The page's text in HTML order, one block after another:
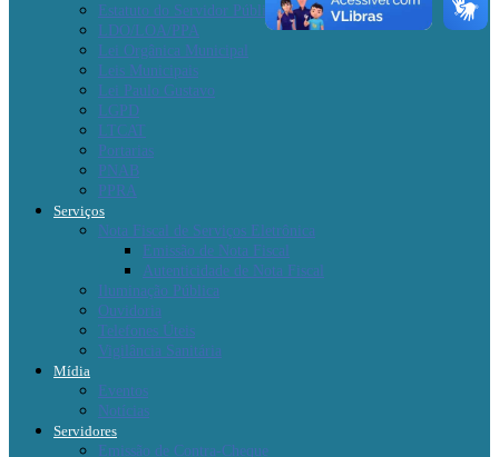
Estatuto do Servidor Público
LDO/LOA/PPA
Lei Orgânica Municipal
Leis Municipais
Lei Paulo Gustavo
LGPD
LTCAT
Portarias
PNAB
PPRA
Serviços
Nota Fiscal de Serviços Eletrônica
Emissão de Nota Fiscal
Autenticidade de Nota Fiscal
Iluminação Pública
Ouvidoria
Telefones Úteis
Vigilância Sanitária
Mídia
Eventos
Notícias
Servidores
Emissão de Contra-Cheque